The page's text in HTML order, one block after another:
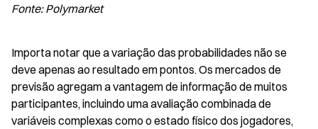
Fonte: Polymarket
Importa notar que a variação das probabilidades não se
deve apenas ao resultado em pontos. Os mercados de
previsão agregam a vantagem de informação de muitos
participantes, incluindo uma avaliação combinada de
variáveis complexas como o estado físico dos jogadores,